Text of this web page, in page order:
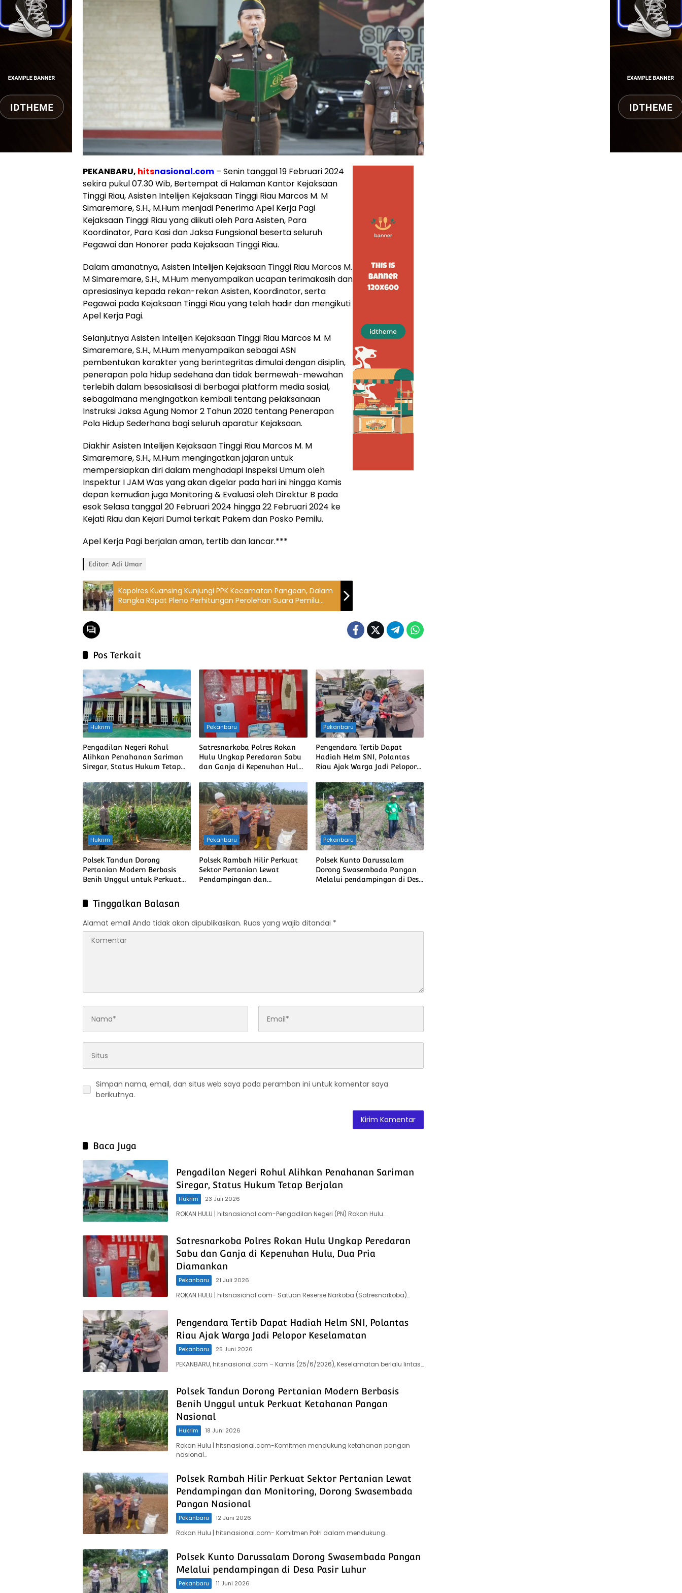
PEKANBARU, hitsnasional.com – Senin tanggal 19 Februari 2024
sekira pukul 07.30 Wib, Bertempat di Halaman Kantor Kejaksaan
Tinggi Riau, Asisten Intelijen Kejaksaan Tinggi Riau Marcos M. M
Simaremare, S.H., M.Hum menjadi Penerima Apel Kerja Pagi
Kejaksaan Tinggi Riau yang diikuti oleh Para Asisten, Para
Koordinator, Para Kasi dan Jaksa Fungsional beserta seluruh
Pegawai dan Honorer pada Kejaksaan Tinggi Riau.
Dalam amanatnya, Asisten Intelijen Kejaksaan Tinggi Riau Marcos M.
M Simaremare, S.H., M.Hum menyampaikan ucapan terimakasih dan
apresiasinya kepada rekan-rekan Asisten, Koordinator, serta
Pegawai pada Kejaksaan Tinggi Riau yang telah hadir dan mengikuti
Apel Kerja Pagi.
Selanjutnya Asisten Intelijen Kejaksaan Tinggi Riau Marcos M. M
Simaremare, S.H., M.Hum menyampaikan sebagai ASN
pembentukan karakter yang berintegritas dimulai dengan disiplin,
penerapan pola hidup sedehana dan tidak bermewah-mewahan
terlebih dalam besosialisasi di berbagai platform media sosial,
sebagaimana mengingatkan kembali tentang pelaksanaan
Instruksi Jaksa Agung Nomor 2 Tahun 2020 tentang Penerapan
Pola Hidup Sederhana bagi seluruh aparatur Kejaksaan.
Diakhir Asisten Intelijen Kejaksaan Tinggi Riau Marcos M. M
Simaremare, S.H., M.Hum mengingatkan jajaran untuk
mempersiapkan diri dalam menghadapi Inspeksi Umum oleh
Inspektur I JAM Was yang akan digelar pada hari ini hingga Kamis
depan kemudian juga Monitoring & Evaluasi oleh Direktur B pada
esok Selasa tanggal 20 Februari 2024 hingga 22 Februari 2024 ke
Kejati Riau dan Kejari Dumai terkait Pakem dan Posko Pemilu.
Apel Kerja Pagi berjalan aman, tertib dan lancar.***
Editor: Adi Umar
Kapolres Kuansing Kunjungi PPK Kecamatan Pangean, Dalam
Rangka Rapat Pleno Perhitungan Perolehan Suara Pemilu
2024
Pos Terkait
Hukrim
Pengadilan Negeri Rohul
Alihkan Penahanan Sariman
Siregar, Status Hukum Tetap
Pekanbaru
Satresnarkoba Polres Rokan
Hulu Ungkap Peredaran Sabu
dan Ganja di Kepenuhan Hulu,
Pekanbaru
Pengendara Tertib Dapat
Hadiah Helm SNI, Polantas
Riau Ajak Warga Jadi Pelopor
Hukrim
Polsek Tandun Dorong
Pertanian Modern Berbasis
Benih Unggul untuk Perkuat
Pekanbaru
Polsek Rambah Hilir Perkuat
Sektor Pertanian Lewat
Pendampingan dan
Pekanbaru
Polsek Kunto Darussalam
Dorong Swasembada Pangan
Melalui pendampingan di Desa
Tinggalkan Balasan
Alamat email Anda tidak akan dipublikasikan. Ruas yang wajib ditandai *
Simpan nama, email, dan situs web saya pada peramban ini untuk komentar saya
berikutnya.
Baca Juga
Pengadilan Negeri Rohul Alihkan Penahanan Sariman
Siregar, Status Hukum Tetap Berjalan
Hukrim 23 Juli 2026
ROKAN HULU | hitsnasional.com-Pengadilan Negeri (PN) Rokan Hulu…
Satresnarkoba Polres Rokan Hulu Ungkap Peredaran
Sabu dan Ganja di Kepenuhan Hulu, Dua Pria
Diamankan
Pekanbaru 21 Juli 2026
ROKAN HULU | hitsnasional.com- Satuan Reserse Narkoba (Satresnarkoba)…
Pengendara Tertib Dapat Hadiah Helm SNI, Polantas
Riau Ajak Warga Jadi Pelopor Keselamatan
Pekanbaru 25 Juni 2026
PEKANBARU, hitsnasional.com – Kamis (25/6/2026), Keselamatan berlalu lintas…
Polsek Tandun Dorong Pertanian Modern Berbasis
Benih Unggul untuk Perkuat Ketahanan Pangan
Nasional
Hukrim 18 Juni 2026
Rokan Hulu | hitsnasional.com-Komitmen mendukung ketahanan pangan
nasional…
Polsek Rambah Hilir Perkuat Sektor Pertanian Lewat
Pendampingan dan Monitoring, Dorong Swasembada
Pangan Nasional
Pekanbaru 12 Juni 2026
Rokan Hulu | hitsnasional.com- Komitmen Polri dalam mendukung…
Polsek Kunto Darussalam Dorong Swasembada Pangan
Melalui pendampingan di Desa Pasir Luhur
Pekanbaru 11 Juni 2026